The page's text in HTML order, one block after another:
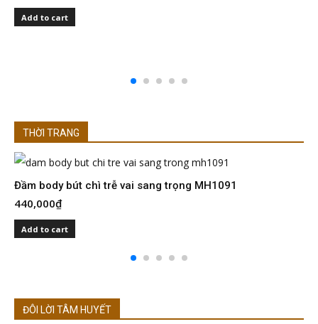
Add to cart
THỜI TRANG
Đầm body bút chì trễ vai sang trọng MH1091
440,000₫
Add to cart
ĐÔI LỜI TÂM HUYẾT